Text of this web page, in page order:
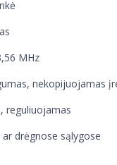
MHz
nekopijuojamas
reguliuojamas
drėgnose sąlygose